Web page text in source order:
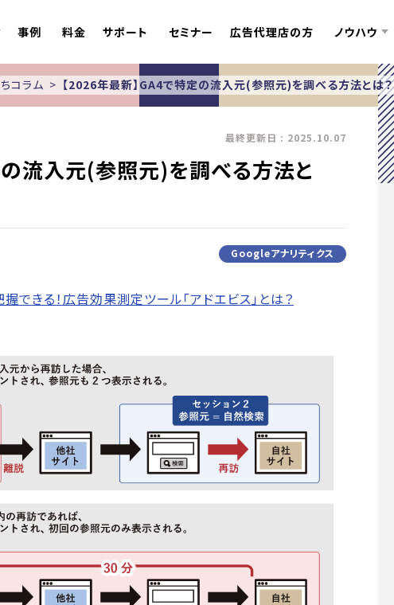
事例 料金 サポート セミナー 広告代理店の方 ノウハウ
コラム 【2026年最新】GA4で特定の流入元(参照元)を調べる方法とは？
最終更新日 : 2025.10.07
流入元(参照元)を調べる方法と
Googleアナリティクス
きる！広告効果測定ツール「アドエビス」とは？